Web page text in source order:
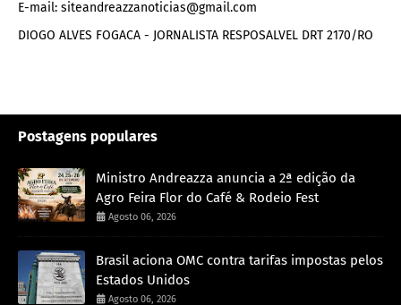
E-mail: siteandreazzanoticias@gmail.com
DIOGO ALVES FOGACA - JORNALISTA RESPOSALVEL DRT 2170/RO
Postagens populares
Ministro Andreazza anuncia a 2ª edição da
Agro Feira Flor do Café & Rodeio Fest
Agosto 06, 2026
Brasil aciona OMC contra tarifas impostas pelos
Estados Unidos
Agosto 06, 2026